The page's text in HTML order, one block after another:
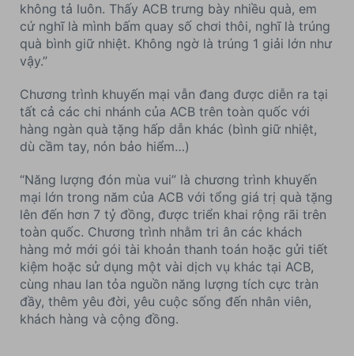
không tả luôn. Thấy ACB trưng bày nhiều quà, em
cứ nghĩ là mình bấm quay số chơi thôi, nghĩ là trúng
quà bình giữ nhiệt. Không ngờ là trúng 1 giải lớn như
vậy.”
Chương trình khuyến mại vẫn đang được diễn ra tại
tất cả các chi nhánh của ACB trên toàn quốc với
hàng ngàn quà tặng hấp dẫn khác (bình giữ nhiệt,
dù cầm tay, nón bảo hiểm…)
“Năng lượng đón mùa vui” là chương trình khuyến
mại lớn trong năm của ACB với tổng giá trị quà tặng
lên đến hơn 7 tỷ đồng, được triển khai rộng rãi trên
toàn quốc. Chương trình nhằm tri ân các khách
hàng mở mới gói tài khoản thanh toán hoặc gửi tiết
kiệm hoặc sử dụng một vài dịch vụ khác tại ACB,
cùng nhau lan tỏa nguồn năng lượng tích cực tràn
đầy, thêm yêu đời, yêu cuộc sống đến nhân viên,
khách hàng và cộng đồng.